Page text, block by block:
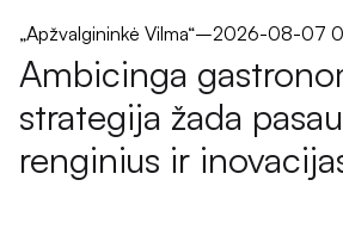
„Apžvalgininkė Vilma“–2026-08-07
Ambicinga
strategija žada
renginius ir